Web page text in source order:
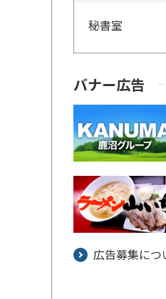
秘書室
バナー広告
広告募集につ